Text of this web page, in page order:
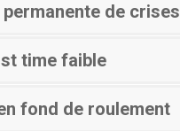
de crises
time faible
fond de roulement